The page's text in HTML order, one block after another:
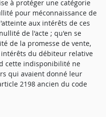
à protéger une catégorie
pour méconnaissance de
aux intérêts de ces
de l'acte ; qu'en se
de la promesse de vente,
du débiteur relative
cette indisponibilité ne
qui avaient donné leur
2198 ancien du code